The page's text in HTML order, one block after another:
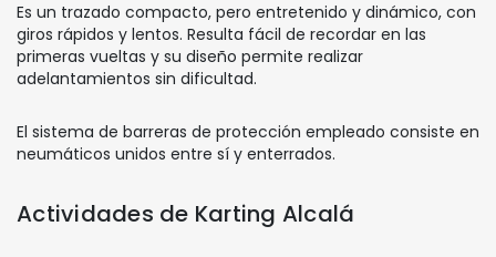
Es un trazado compacto, pero entretenido y dinámico, con
giros rápidos y lentos. Resulta fácil de recordar en las
primeras vueltas y su diseño permite realizar
adelantamientos sin dificultad.
El sistema de barreras de protección empleado consiste en
neumáticos unidos entre sí y enterrados.
Actividades de Karting Alcalá